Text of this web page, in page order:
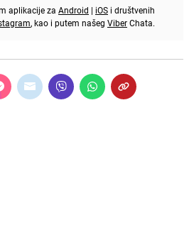
aplikacije za Android | iOS i društvenih
, kao i putem našeg ViberChata.